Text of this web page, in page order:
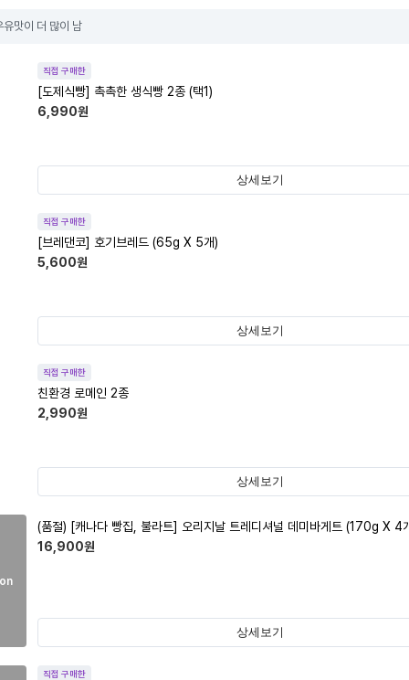
유맛이 더 많이 남
직접 구매한
[도제식빵] 촉촉한 생식빵 2종 (택1)
6,990원
상세보기
직접 구매한
[브레댄코] 호기브레드 (65g X 5개)
5,600원
상세보기
직접 구매한
친환경 로메인 2종
2,990원
상세보기
(품절) [캐나다 빵집, 불라트] 오리지날 트레디셔널 데미바게트 (170g X 4
16,900원
상세보기
직접 구매한